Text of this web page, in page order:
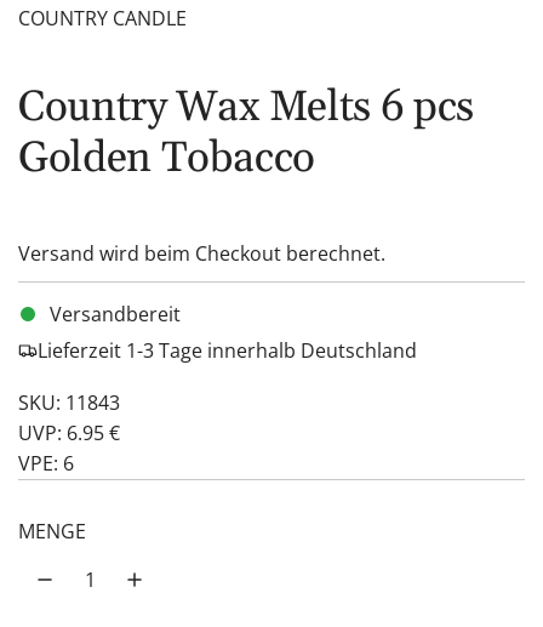
COUNTRY CANDLE
Country Wax Melts 6 pcs
Golden Tobacco
Versand wird beim Checkout berechnet.
Versandbereit
Lieferzeit 1-3 Tage innerhalb Deutschland
SKU: 11843
UVP: 6.95 €
VPE: 6
MENGE